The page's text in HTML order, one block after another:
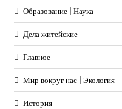
Образование | Наука
Дела житейские
Главное
Мир вокруг нас | Экология
История